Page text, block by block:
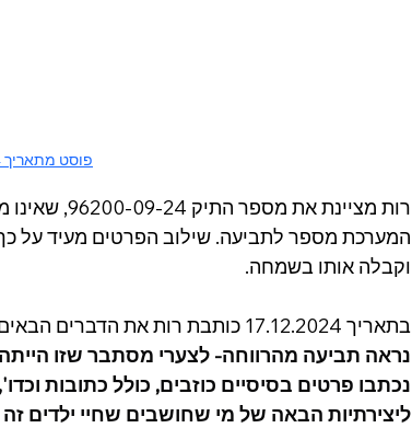
פוסט מתאריך 27.09.2024
רות מציינת
המערכת מספר לתביעה. שילוב הפרטים מעיד
וקבלה אותו בשמחה.
בתאריך 17.12.2024 כותבת רות את הדברים הבאים: ״
נראה תביעה מהרווחה- לצערי מסתבר שזו
נכתבו פרטים בסיסיים כוזבים, כולל כתובות
ליצירתיות הבאה של מי שחושבים שחיי ילדים